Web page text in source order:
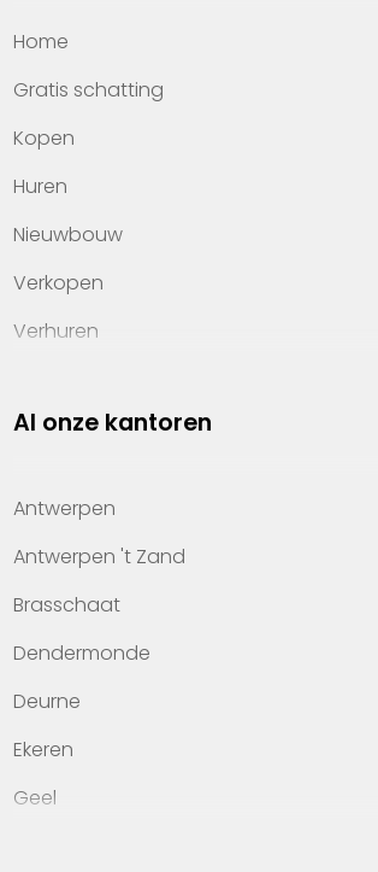
Home
Gratis schatting
Kopen
Huren
Nieuwbouw
Verkopen
Verhuren
Property management
Kennis van wonen
Kantoren
Veelgestelde vragen
Werken bij Heylen Vastgoed
Contact
Al onze kantoren
Antwerpen
Antwerpen 't Zand
Brasschaat
Dendermonde
Deurne
Ekeren
Geel